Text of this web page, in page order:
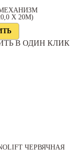
Х 20М)
В ОДИН КЛИК
ЧЕРВЯЧНАЯ